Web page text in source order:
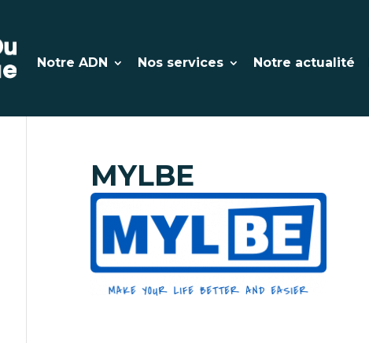
Notre ADN Nos services Notre actualité
MYLBE